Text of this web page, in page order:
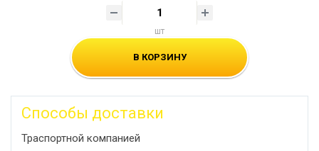
шт
В КОРЗИНУ
Способы доставки
Траспортной компанией